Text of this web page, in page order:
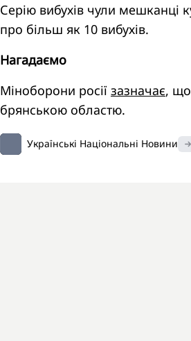
Серію вибухів чули мешканці
про більш як 10 вибухів.
Нагадаємо
Міноборони росії зазначає, що
брянською областю.
Українські Національні Новини